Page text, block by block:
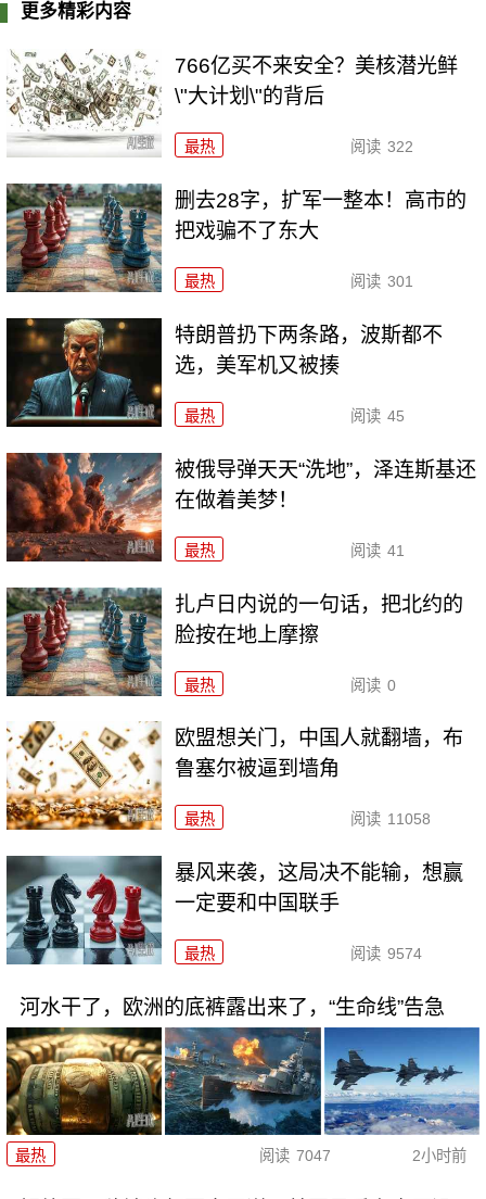
更多精彩内容
766亿买不来安全？美核潜光鲜
\"大计划\"的背后
最热 阅读 322
删去28字，扩军一整本！高市的
把戏骗不了东大
最热 阅读 301
特朗普扔下两条路，波斯都不
选，美军机又被揍
最热 阅读 45
被俄导弹天天“洗地”，泽连斯基还
在做着美梦！
最热 阅读 41
扎卢日内说的一句话，把北约的
脸按在地上摩擦
最热 阅读 0
欧盟想关门，中国人就翻墙，布
鲁塞尔被逼到墙角
最热 阅读 11058
暴风来袭，这局决不能输，想赢
一定要和中国联手
最热 阅读 9574
河水干了，欧洲的底裤露出来了，“生命线”告急
最热 阅读 7047 2小时前